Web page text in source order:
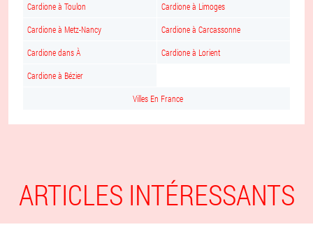
Cardione à Toulon Cardione à Limoges
Cardione à Metz-Nancy Cardione à Carcassonne
Cardione dans À Cardione à Lorient
Cardione à Bézier
Villes En France
ARTICLES INTÉRESSANTS